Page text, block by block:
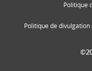
Politique
Politique de